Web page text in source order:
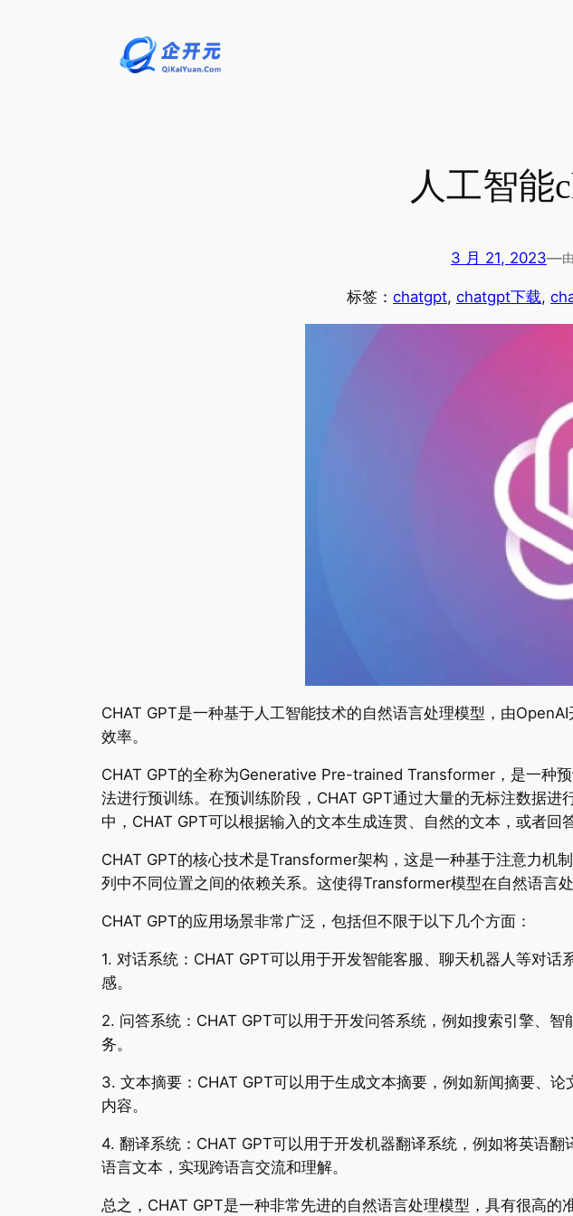
人工智能
3 月 21, 2023—由
标签： chatgpt, chatgpt下载,
CHAT GPT是一种基于人工智能技术的自然语言处理模型，由
效率。
CHAT GPT的全称为Generative Pre-trained Transformer，是一种
法进行预训练。在预训练阶段，CHAT GPT通过大量的无标注数据
中，CHAT GPT可以根据输入的文本生成连贯、自然的文本，或者回
CHAT GPT的核心技术是Transformer架构，这是一种基于注意力机
列中不同位置之间的依赖关系。这使得Transformer模型在自然语言
CHAT GPT的应用场景非常广泛，包括但不限于以下几个方面：
1. 对话系统：CHAT GPT可以用于开发智能客服、聊天机器人等对
感。
2. 问答系统：CHAT GPT可以用于开发问答系统，例如搜索引擎、
务。
3. 文本摘要：CHAT GPT可以用于生成文本摘要，例如新闻摘要、
内容。
4. 翻译系统：CHAT GPT可以用于开发机器翻译系统，例如将英语
语言文本，实现跨语言交流和理解。
总之，CHAT GPT是一种非常先进的自然语言处理模型，具有很高